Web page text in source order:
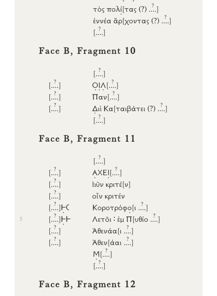
τὸς πολ ί [τας (?) ..
?
..]
ἐννέα ἄρ [χοντας (?) ..
?
..]
[..
?
..]
Face B, Fragment 10
[..
?
..]
[..
?
..] Ο Ι Λ [..
?
..]
[..
?
..] Παν [..
?
..]
[..
?
..] Δ ιὶ Κα [ταιβάτει (?) ..
?
..]
[..
?
..]
Face B, Fragment 11
[..
?
..]
[..
?
..] Α ΧΕ Ι [..
?
..]
[..
?
..] hῦν κριτέ [ν]
[..
?
..] οἶν κριτέν
[..
?
..] 𐅂𐅁 Κοροτρόφ ο [ι ..
?
..]
5 [..
?
..] 𐅂𐅂 Λετο͂ι ∶ ἐμ Π [υθίο ..
?
..]
[..
?
..] Ἀθενάα [ι ..
?
..]
[..
?
..] Ἀθεν [άαι ..
?
..]
Μ [..
?
..]
[..
?
..]
Face B, Fragment 12